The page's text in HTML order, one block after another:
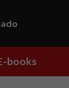
books